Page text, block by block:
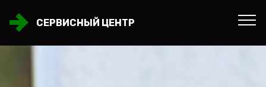
СЕРВИСНЫЙ ЦЕНТР